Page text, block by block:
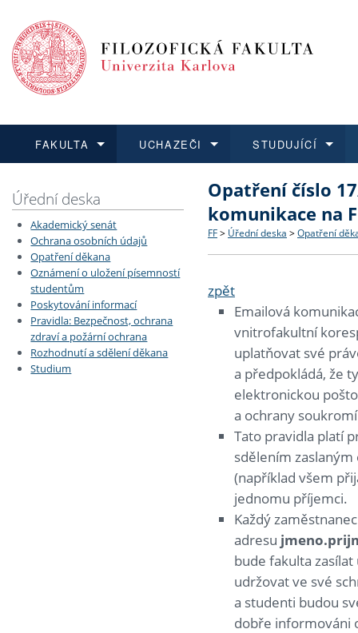
FAKULTA
Dozvědět se více
Struktura a historie
Strategie a další
Absolventi fakulty
Fakultní školy FF UK
UCHAZEČI
Podat přihlášku
Co studovat a jak se
Učitelské studijní
STUDUJÍCÍ
Dozvědět se více
Bakalářské a magisterské
Doktorské studium
Dozvědět se více
O vědě a výzkumu na FF
Akademické kvalifikace
Dozvědět se více
Aktuální nabídky a
Vyjíždějící studenti
Vyjíždějící zaměstnanci
Úřední deska
Akademický senát
Ochrana osobních údajů
Opatření děkana
Oznámení o uložení písemností
studentům
Poskytování informací
Pravidla: Bezpečnost, ochrana
zdraví a požární ochrana
Rozhodnutí a sdělení děkana
Studium
Opatření číslo
komunikace na
FF > Úřední deska > Opatření
zpět
Emailová
vnitrofakultní
uplatňovat své
a předpokládá, že
elektronickou
a ochrany
Tato pravidla platí
sdělením
(například všem
jednomu příjemci.
Každý
adresu
bude fakulta
udržovat ve své
a studenti budou
dobře informováni